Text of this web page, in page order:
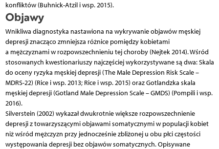
konfliktów (Buhnick-Atzil i wsp. 2015).
Objawy
Wnikliwa diagnostyka nastawiona na wykrywanie objawów męskiej
depresji znacząco zmniejsza różnice pomiędzy kobietami
a mężczyznami w rozpowszechnieniu tej choroby (Nejtek 2014). Wśród
stosowanych kwestionariuszy najczęściej wykorzystywane są dwa: Skala
do oceny ryzyka męskiej depresji (The Male Depression Risk Scale –
MDRS-22) (Rice i wsp. 2013; Rice i wsp. 2015) oraz Gotlandzka skala
męskiej depresji (Gotland Male Depression Scale – GMDS) (Pompili i wsp.
2016).
Silverstein (2002) wykazał dwukrotnie większe rozpowszechnienie
depresji z towarzyszącymi objawami somatycznymi w populacji kobiet
niż wśród mężczyzn przy jednocześnie zbliżonej u obu płci częstości
występowania depresji bez objawów somatycznych. Opisywane